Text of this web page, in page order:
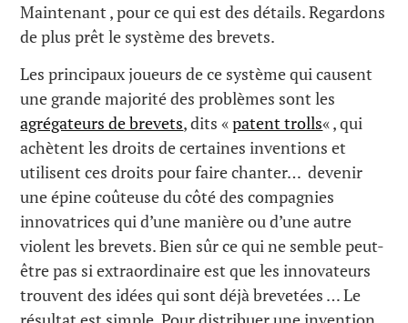
Maintenant , pour ce qui est des détails. Regardons
de plus prêt le système des brevets.
Les principaux joueurs de ce système qui causent
une grande majorité des problèmes sont les
agrégateurs de brevets, dits «patent trolls« , qui
achètent les droits de certaines inventions et
utilisent ces droits pour faire chanter… devenir
une épine coûteuse du côté des compagnies
innovatrices qui d’une manière ou d’une autre
violent les brevets. Bien sûr ce qui ne semble peut-
être pas si extraordinaire est que les innovateurs
trouvent des idées qui sont déjà brevetées … Le